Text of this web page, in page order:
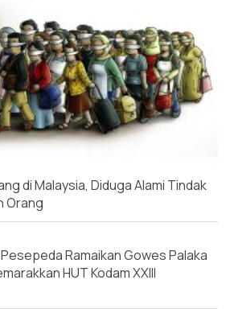
di Malaysia, Diduga Alami Tindak
Orang
Ramaikan Gowes Palaka
HUT Kodam XXIII